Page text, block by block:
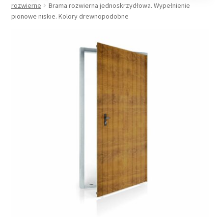
rozwierne
Brama rozwierna jednoskrzydłowa. Wypełnienie
pionowe niskie. Kolory drewnopodobne